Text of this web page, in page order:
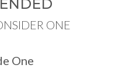
ONE
One